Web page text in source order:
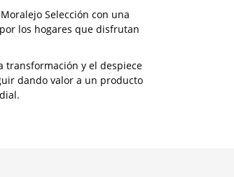
Selección con una
los hogares que disfrutan
transformación y el despiece
dando valor a un producto